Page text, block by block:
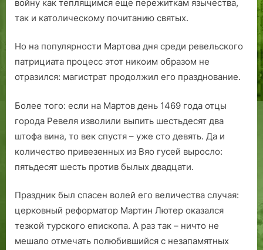
войну как теплящимся еще пережиткам язычества,
так и католическому почитанию святых.
Но на популярности Мартова дня среди ревельского
патрициата процесс этот никоим образом не
отразился: магистрат продолжил его празднование.
Более того: если на Мартов день 1469 года отцы
города Ревеля изволили выпить шестьдесят два
штофа вина, то век спустя – уже сто девять. Да и
количество привезенных из Вяо гусей выросло:
пятьдесят шесть против былых двадцати.
Праздник был спасен волей его величества случая:
церковный реформатор Мартин Лютер оказался
тезкой турского епископа. А раз так – ничто не
мешало отмечать полюбившийся с незапамятных